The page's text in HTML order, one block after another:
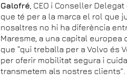
Galofré , CEO i Conseller
que té per a la marca el rol que
nosaltres no hi ha diferència
Maresme, a una capital europea
que “qui treballa per a Volvo és
per oferir mobilitat segura i
transmetem als nostres clients”.